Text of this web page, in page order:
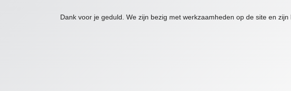
Dank voor je geduld. We zijn bezig met werkzaamheden op de site en zijn